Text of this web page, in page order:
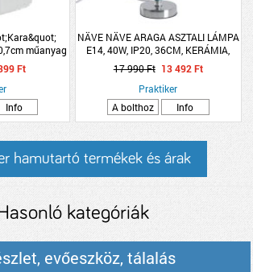
műanyag
Ft
Info
NÄVE NÄVE ARAGA ASZTALI LÁMPA
E14, 40W, IP20, 36CM, KERÁMIA,
TÜRKIZ-KRÓM
17 990 Ft 13 492 Ft
Praktiker
A bolthoz
Info
hamutartó termékek és árak
kategóriák
evőeszköz, tálalás